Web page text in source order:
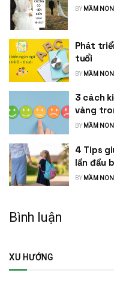
BY MẦM
Phát
tuổi
BY MẦM
3 cách
vàng
BY MẦM
4 Tips
lần đầu
BY MẦM
Bình luận
XU HƯỚNG